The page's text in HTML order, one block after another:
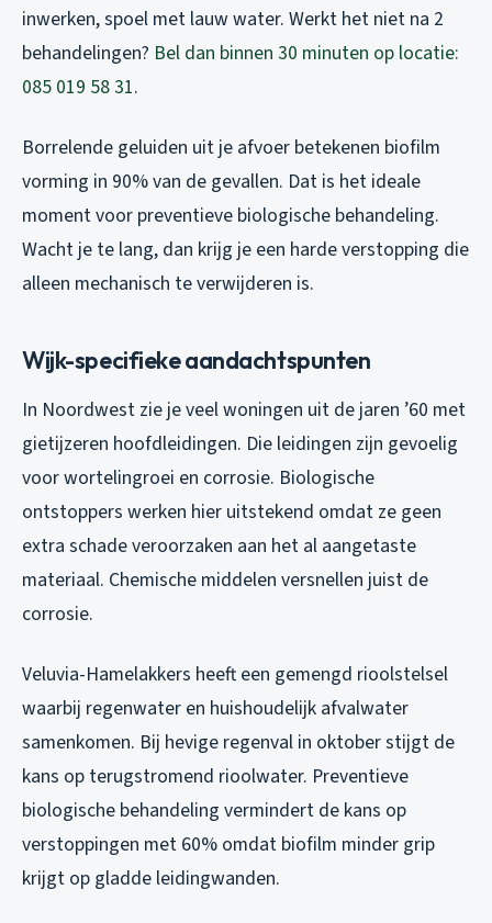
inwerken, spoel met lauw water. Werkt het niet na 2
behandelingen? Bel dan binnen 30 minuten op locatie:
085 019 58 31.
Borrelende geluiden uit je afvoer betekenen biofilm
vorming in 90% van de gevallen. Dat is het ideale
moment voor preventieve biologische behandeling.
Wacht je te lang, dan krijg je een harde verstopping die
alleen mechanisch te verwijderen is.
Wijk-specifieke aandachtspunten
In Noordwest zie je veel woningen uit de jaren ’60 met
gietijzeren hoofdleidingen. Die leidingen zijn gevoelig
voor wortelingroei en corrosie. Biologische
ontstoppers werken hier uitstekend omdat ze geen
extra schade veroorzaken aan het al aangetaste
materiaal. Chemische middelen versnellen juist de
corrosie.
Veluvia-Hamelakkers heeft een gemengd rioolstelsel
waarbij regenwater en huishoudelijk afvalwater
samenkomen. Bij hevige regenval in oktober stijgt de
kans op terugstromend rioolwater. Preventieve
biologische behandeling vermindert de kans op
verstoppingen met 60% omdat biofilm minder grip
krijgt op gladde leidingwanden.